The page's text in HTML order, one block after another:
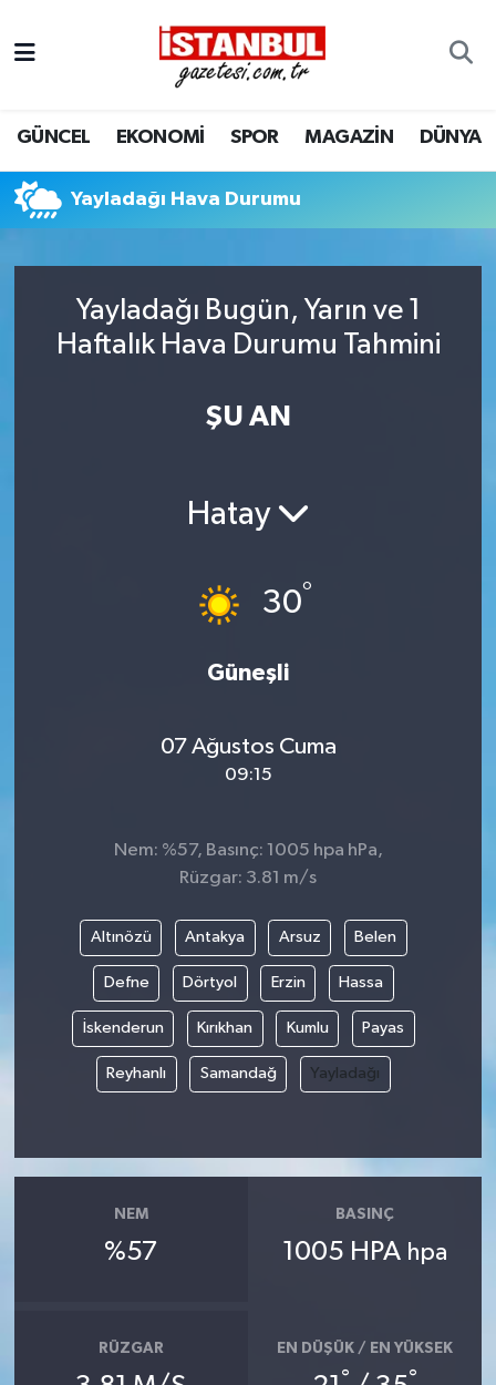
GÜNCEL EKONOMİ SPOR MAGAZİN DÜNYA
Yayladağı Hava Durumu
Yayladağı Bugün, Yarın ve 1
Haftalık Hava Durumu Tahmini
ŞU AN
Hatay
30°
Güneşli
07 Ağustos Cuma
09:15
Nem: %57, Basınç: 1005 hpa hPa,
Rüzgar: 3.81 m/s
Altınözü Antakya Arsuz Belen
Defne Dörtyol Erzin Hassa
İskenderun Kırıkhan Kumlu Payas
Reyhanlı Samandağ Yayladağı
NEM
%57
BASINÇ
1005 HPA hpa
RÜZGAR EN DÜŞÜK / EN YÜKSEK
° °
EKONOMİ
İSTANBUL
SPOR
Nöbetçi Eczaneler
Hava Durumu
Trafik Durumu
Tüm Manşetler